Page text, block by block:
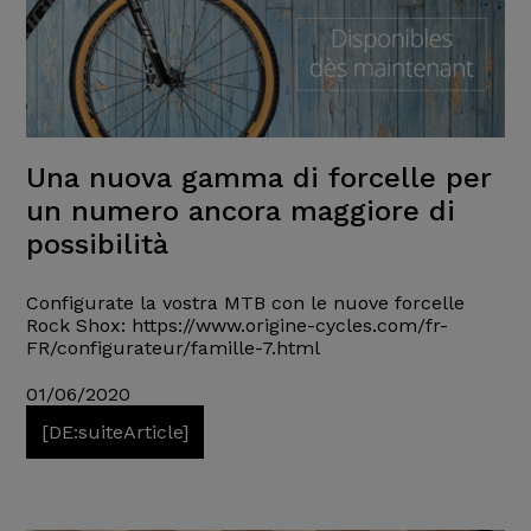
Una nuova gamma di forcelle per
un numero ancora maggiore di
possibilità
Configurate la vostra MTB con le nuove forcelle
Rock Shox: https://www.origine-cycles.com/fr-
FR/configurateur/famille-7.html
01/06/2020
[DE:suiteArticle]